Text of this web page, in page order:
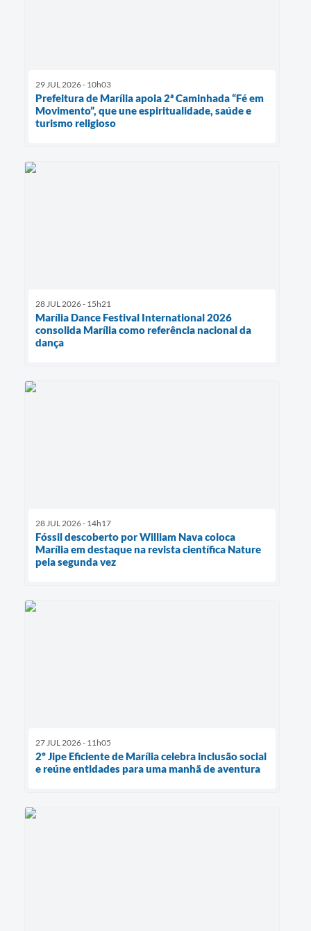
29 JUL 2026 - 10h03
Prefeitura de Marília apoia 2ª Caminhada “Fé em
Movimento”, que une espiritualidade, saúde e
turismo religioso
28 JUL 2026 - 15h21
Marília Dance Festival International 2026
consolida Marília como referência nacional da
dança
28 JUL 2026 - 14h17
Fóssil descoberto por William Nava coloca
Marília em destaque na revista científica Nature
pela segunda vez
27 JUL 2026 - 11h05
2º Jipe Eficiente de Marília celebra inclusão social
e reúne entidades para uma manhã de aventura